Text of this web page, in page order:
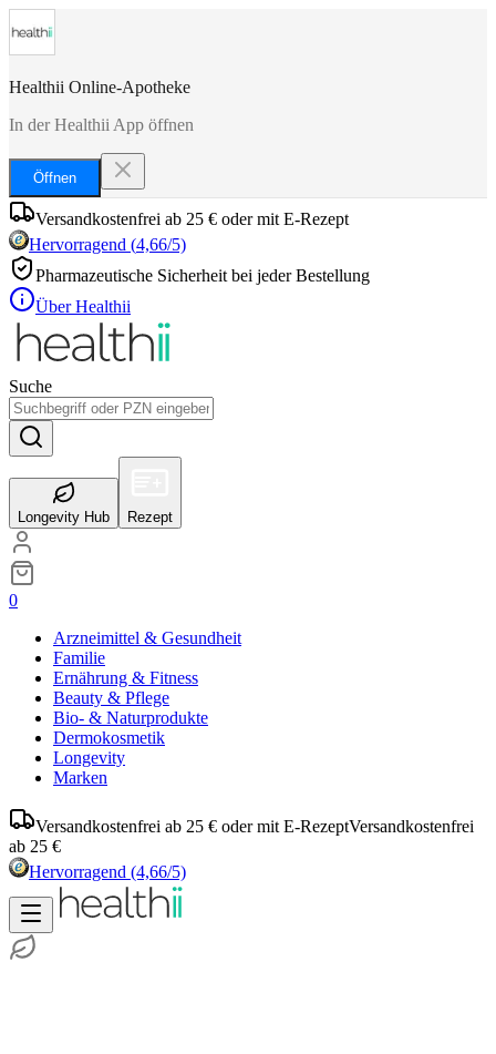
Healthii Online-Apotheke
In der Healthii App öffnen
Öffnen
Versandkostenfrei ab 25 € oder mit E-Rezept
Hervorragend (4,66/5)
Pharmazeutische Sicherheit bei jeder Bestellung
Über Healthii
Suche
Longevity Hub Rezept
0
Arzneimittel & Gesundheit
Familie
Ernährung & Fitness
Beauty & Pflege
Bio- & Naturprodukte
Dermokosmetik
Longevity
Marken
Versandkostenfrei ab 25 € oder mit E-RezeptVersandkostenfrei
ab 25 €
Hervorragend (4,66/5)